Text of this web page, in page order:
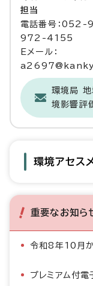
担当
電話番号：
972-4155
Eメール：
環境局
境影響評
環境アセス
重要なお知ら
令和8年10月か
プレミアム付